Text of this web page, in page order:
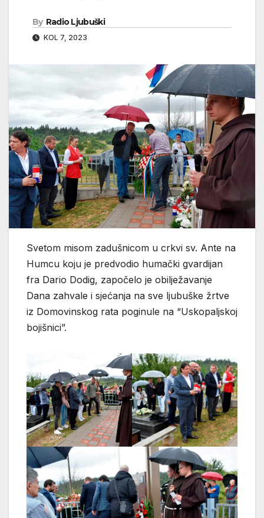
By Radio Ljubuški
KOL 7, 2023
Svetom misom zadušnicom u crkvi sv. Ante na
Humcu koju je predvodio humački gvardijan
fra Dario Dodig, započelo je obilježavanje
Dana zahvale i sjećanja na sve ljubuške žrtve
iz Domovinskog rata poginule na “Uskopaljskoj
bojišnici”.